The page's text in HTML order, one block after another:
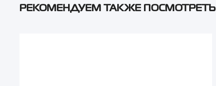
РЕКОМЕНДУЕМ ТАКЖЕ ПОСМОТРЕТЬ